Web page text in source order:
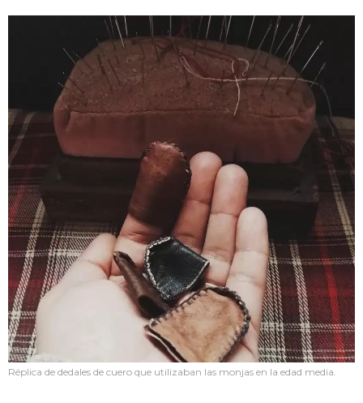
Réplica de dedales de cuero que utilizaban las monjas en la edad media.